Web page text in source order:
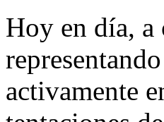
Hoy en día, a
activamente